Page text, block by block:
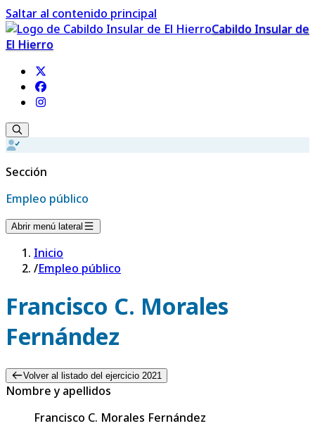
Saltar al contenido principal
Cabildo Insular de
El Hierro
Sección
Empleo público
Abrir menú lateral
Inicio
/Empleo público
Francisco C. Morales
Fernández
Volver al listado del ejercicio 2021
Nombre y apellidos
Francisco C. Morales Fernández